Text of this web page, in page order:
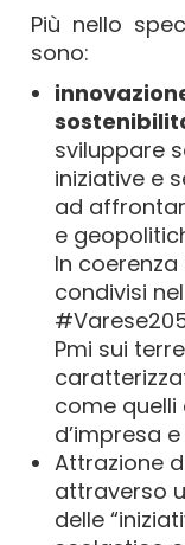
Più nello
sono:
sviluppare
iniziative e
ad
e
In
condivisi
Pmi sui
come quelli
d’impresa e
Attrazione
attraverso
delle